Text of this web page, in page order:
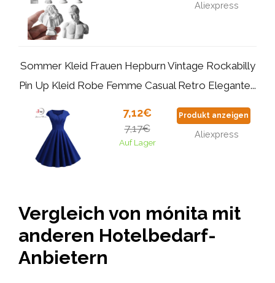
Aliexpress
Sommer Kleid Frauen Hepburn Vintage Rockabilly
Pin Up Kleid Robe Femme Casual Retro Elegante...
7,12€
7,17€
Auf Lager
Produkt anzeigen
Aliexpress
Vergleich von mónita mit
anderen Hotelbedarf-
Anbietern